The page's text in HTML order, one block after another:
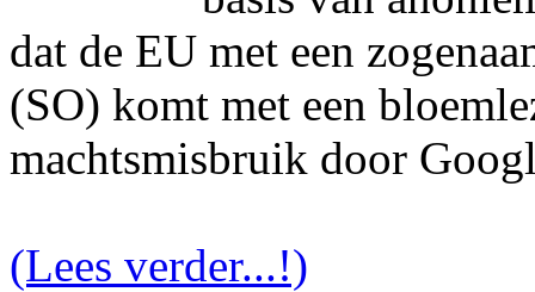
dat de EU met een
(SO) komt met een
machtsmisbruik door
(Lees verder...!)